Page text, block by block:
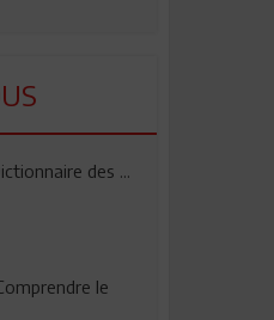
des ...
le